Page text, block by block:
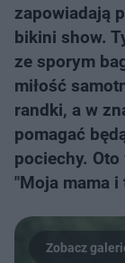
zapowiadają
bikini show.
ze sporym
miłość
randki, a w
pomagać
pociechy.
"Moja mama i